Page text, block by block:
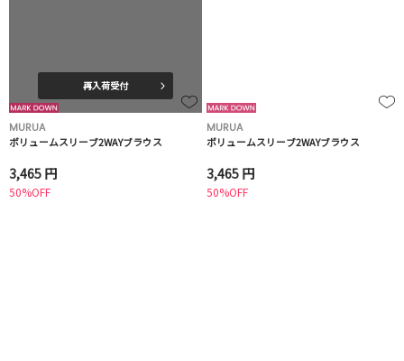
再入荷受付
MURUA
ボリュームスリーブ2WAYブラウス
3,465 円
50%OFF
MURUA
ボリュームスリーブ2WAYブラウス
3,465 円
50%OFF